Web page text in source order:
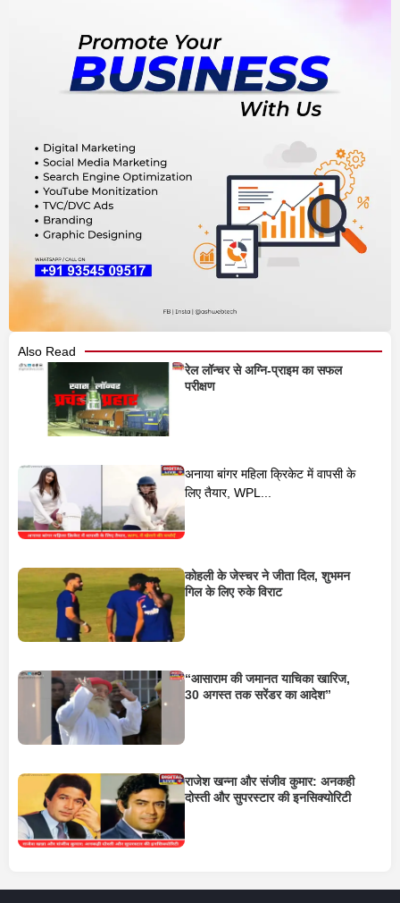
Also Read
रेल लॉन्चर से अग्नि-प्राइम का सफल
परीक्षण
अनाया बांगर महिला क्रिकेट में वापसी के
लिए तैयार, WPL...
कोहली के जेस्चर ने जीता दिल, शुभमन
गिल के लिए रुके विराट
“आसाराम की जमानत याचिका खारिज,
30 अगस्त तक सरेंडर का आदेश”
राजेश खन्ना और संजीव कुमार: अनकही
दोस्ती और सुपरस्टार की इनसिक्योरिटी